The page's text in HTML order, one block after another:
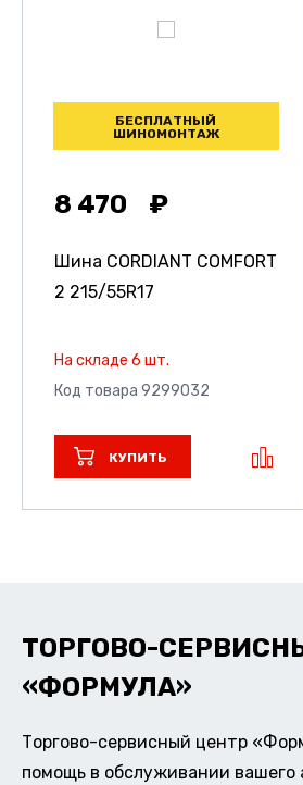
БЕСПЛАТНЫЙ
ШИНОМОНТАЖ
8 470
Шина CORDIANT COMFORT
2 215/55R17
На складе 6 шт.
Код товара 9299032
КУПИТЬ
ТОРГОВО-
«ФОРМУЛА»
Торгово-сервисный центр
помощь в обслуживании вашего